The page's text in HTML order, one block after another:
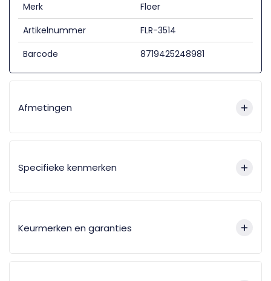
Merk
Floer
Artikelnummer
FLR-3514
Barcode
8719425248981
Afmetingen
Specifieke kenmerken
Keurmerken en garanties